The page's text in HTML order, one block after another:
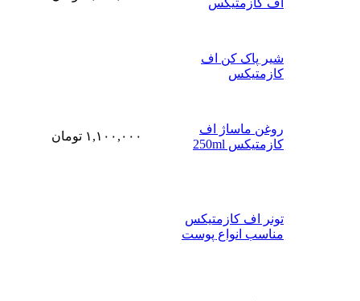
شیر پاک کن اف
کازمتیکس
روغن ماساژ اف
کازمتیکس 250ml
۱,۱۰۰,۰۰۰ تومان
تونر اف کازمتیکس
مناسب انواع پوست